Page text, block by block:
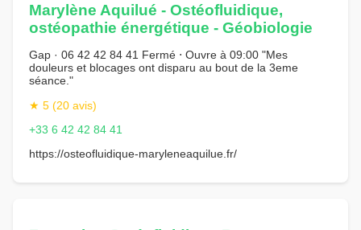
Marylène Aquilué - Ostéofluidique,
ostéopathie énergétique - Géobiologie
Gap · 06 42 42 84 41 Fermé ⋅ Ouvre à 09:00 "Mes
douleurs et blocages ont disparu au bout de la 3eme
séance."
★ 5 (20 avis)
+33 6 42 42 84 41
https://osteofluidique-maryleneaquilue.fr/